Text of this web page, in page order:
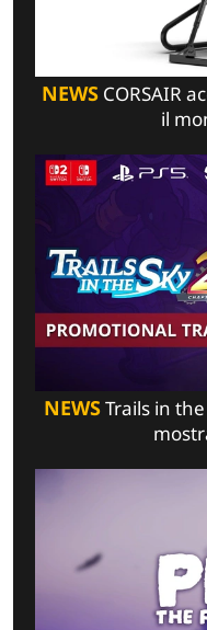
NEWSCORSAIR
il
NEWSTrails in